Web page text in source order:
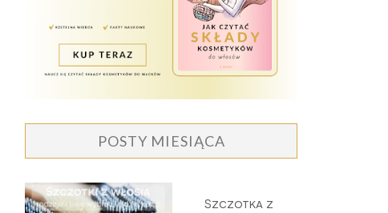
POSTY MIESIĄCA
Szczotka z